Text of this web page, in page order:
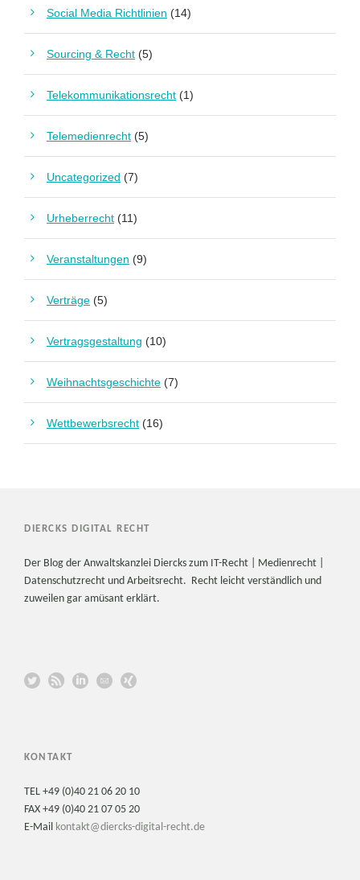
Social Media Richtlinien (14)
Sourcing & Recht (5)
Telekommunikationsrecht (1)
Telemedienrecht (5)
Uncategorized (7)
Urheberrecht (11)
Veranstaltungen (9)
Verträge (5)
Vertragsgestaltung (10)
Weihnachtsgeschichte (7)
Wettbewerbsrecht (16)
DIERCKS DIGITAL RECHT
Der Blog der Anwaltskanzlei Diercks zum IT-Recht | Medienrecht |
Datenschutzrecht und Arbeitsrecht. Recht leicht verständlich und
zuweilen gar amüsant erklärt.
KONTAKT
TEL +49 (0)40 21 06 20 10
FAX +49 (0)40 21 07 05 20
E-Mail kontakt@diercks-digital-recht.de